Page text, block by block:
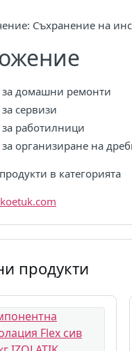
Съхранение на
домашни ремонти
сервизи
работилници
организиране на
в категорията
продукти